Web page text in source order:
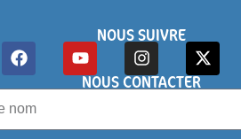
NOUS SUIVRE
NOUS CONTACTER